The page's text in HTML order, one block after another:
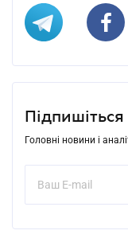
Головні новини і